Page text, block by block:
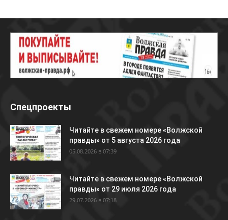
Спецпроекты
Читайте в свежем номере «Волжской
правды» от 5 августа 2026 года
05.08.2026 в 07:39
Читайте в свежем номере «Волжской
правды» от 29 июля 2026 года
29.07.2026 в 07:18